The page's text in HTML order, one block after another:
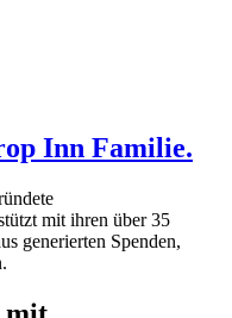
Inn Familie.
mit ihren über35
generierten Spenden,